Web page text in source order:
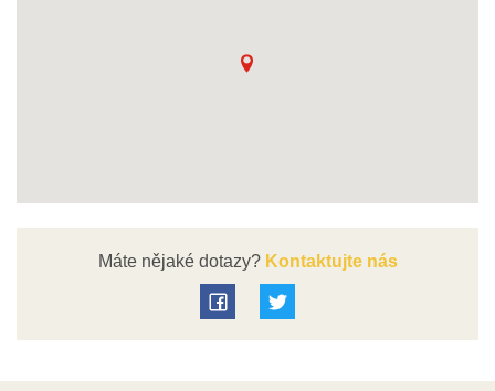
Máte nějaké dotazy?Kontaktujte nás